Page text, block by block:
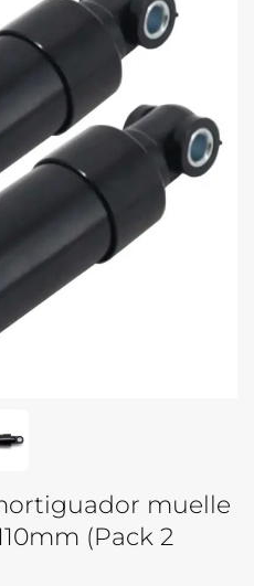
muelle
(Pack 2